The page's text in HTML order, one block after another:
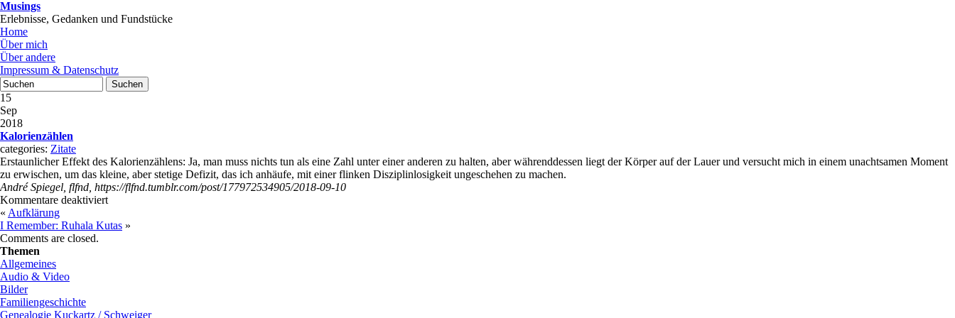
Musings
Erlebnisse, Gedanken und Fundstücke
Home
Über mich
Über andere
Impressum & Datenschutz
15
Sep
2018
Kalorienzählen
categories: Zitate
Erstaunlicher Effekt des Kalorienzählens: Ja, man muss nichts tun als eine Zahl unter einer anderen zu halten, aber währenddessen liegt der Körper auf der Lauer und versucht mich in einem unachtsamen Moment
zu erwischen, um das kleine, aber stetige Defizit, das ich anhäufe, mit einer flinken Disziplinlosigkeit ungeschehen zu machen.
André Spiegel, flfnd, https://flfnd.tumblr.com/post/177972534905/2018-09-10
Kommentare deaktiviert
« Aufklärung
I Remember: Ruhala Kutas »
Comments are closed.
Themen
Allgemeines
Audio & Video
Bilder
Familiengeschichte
Genealogie Kuckartz / Schweiger